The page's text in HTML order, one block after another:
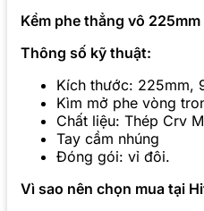
Kềm phe thẳng vô
Thông số kỹ thuật:
Kích thước: 225mm,
Kìm mở phe vòng
Chất liệu: Thép Crv
Tay cầm nhúng
Đóng gói: vỉ đôi.
Vì sao nên chọn mua tại